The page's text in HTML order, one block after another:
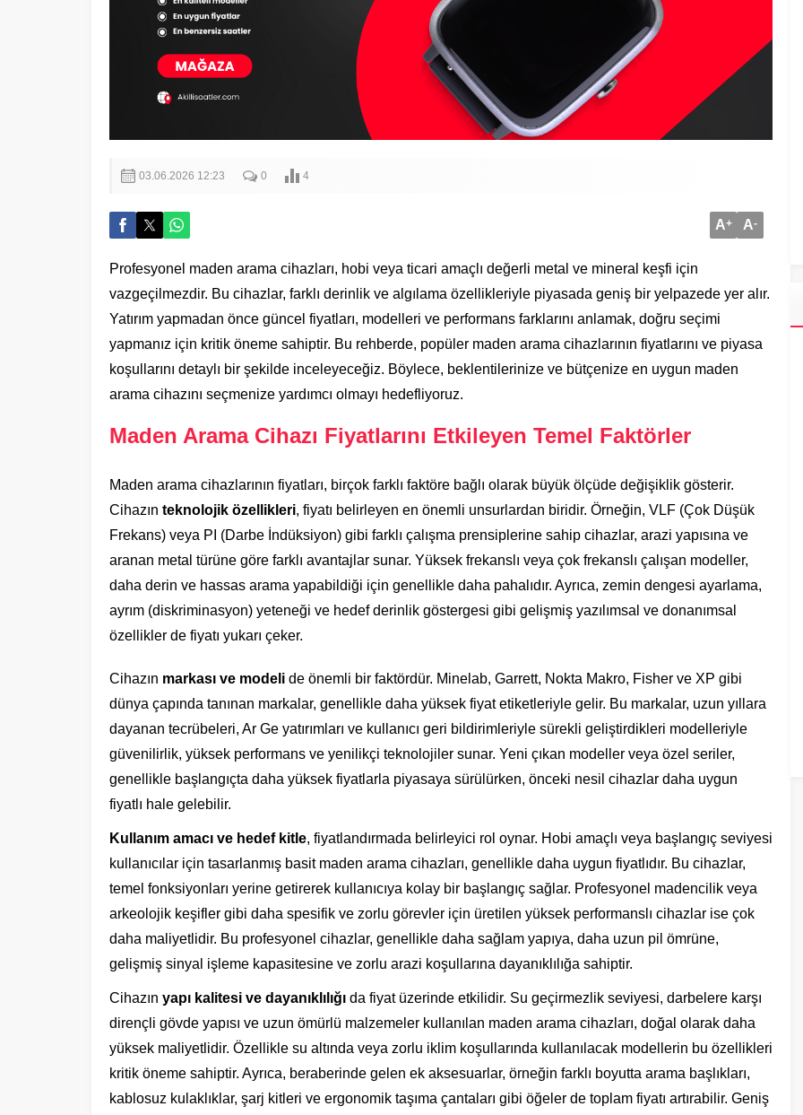
03.06.2026 12:23 0 4
A+ A-
Profesyonel maden arama cihazları, hobi veya ticari amaçlı değerli metal ve mineral keşfi için
vazgeçilmezdir. Bu cihazlar, farklı derinlik ve algılama özellikleriyle piyasada geniş bir yelpazede yer alır.
Yatırım yapmadan önce güncel fiyatları, modelleri ve performans farklarını anlamak, doğru seçimi
yapmanız için kritik öneme sahiptir. Bu rehberde, popüler maden arama cihazlarının fiyatlarını ve piyasa
koşullarını detaylı bir şekilde inceleyeceğiz. Böylece, beklentilerinize ve bütçenize en uygun maden
arama cihazını seçmenize yardımcı olmayı hedefliyoruz.
Maden Arama Cihazı Fiyatlarını Etkileyen Temel Faktörler
Maden arama cihazlarının fiyatları, birçok farklı faktöre bağlı olarak büyük ölçüde değişiklik gösterir.
Cihazın teknolojik özellikleri, fiyatı belirleyen en önemli unsurlardan biridir. Örneğin, VLF (Çok Düşük
Frekans) veya PI (Darbe İndüksiyon) gibi farklı çalışma prensiplerine sahip cihazlar, arazi yapısına ve
aranan metal türüne göre farklı avantajlar sunar. Yüksek frekanslı veya çok frekanslı çalışan modeller,
daha derin ve hassas arama yapabildiği için genellikle daha pahalıdır. Ayrıca, zemin dengesi ayarlama,
ayrım (diskriminasyon) yeteneği ve hedef derinlik göstergesi gibi gelişmiş yazılımsal ve donanımsal
özellikler de fiyatı yukarı çeker.
Cihazın markası ve modeli de önemli bir faktördür. Minelab, Garrett, Nokta Makro, Fisher ve XP gibi
dünya çapında tanınan markalar, genellikle daha yüksek fiyat etiketleriyle gelir. Bu markalar, uzun yıllara
dayanan tecrübeleri, Ar Ge yatırımları ve kullanıcı geri bildirimleriyle sürekli geliştirdikleri modelleriyle
güvenilirlik, yüksek performans ve yenilikçi teknolojiler sunar. Yeni çıkan modeller veya özel seriler,
genellikle başlangıçta daha yüksek fiyatlarla piyasaya sürülürken, önceki nesil cihazlar daha uygun
fiyatlı hale gelebilir.
Kullanım amacı ve hedef kitle, fiyatlandırmada belirleyici rol oynar. Hobi amaçlı veya başlangıç seviyesi
kullanıcılar için tasarlanmış basit maden arama cihazları, genellikle daha uygun fiyatlıdır. Bu cihazlar,
temel fonksiyonları yerine getirerek kullanıcıya kolay bir başlangıç sağlar. Profesyonel madencilik veya
arkeolojik keşifler gibi daha spesifik ve zorlu görevler için üretilen yüksek performanslı cihazlar ise çok
daha maliyetlidir. Bu profesyonel cihazlar, genellikle daha sağlam yapıya, daha uzun pil ömrüne,
gelişmiş sinyal işleme kapasitesine ve zorlu arazi koşullarına dayanıklılığa sahiptir.
Cihazın yapı kalitesi ve dayanıklılığı da fiyat üzerinde etkilidir. Su geçirmezlik seviyesi, darbelere karşı
dirençli gövde yapısı ve uzun ömürlü malzemeler kullanılan maden arama cihazları, doğal olarak daha
yüksek maliyetlidir. Özellikle su altında veya zorlu iklim koşullarında kullanılacak modellerin bu özellikleri
kritik öneme sahiptir. Ayrıca, beraberinde gelen ek aksesuarlar, örneğin farklı boyutta arama başlıkları,
kablosuz kulaklıklar, şarj kitleri ve ergonomik taşıma çantaları gibi öğeler de toplam fiyatı artırabilir. Geniş